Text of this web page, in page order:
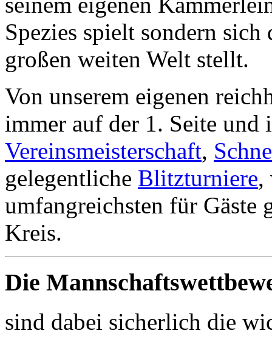
Spezies spielt sondern
großen weiten Welt stellt.
Von unserem eigenen
immer auf der 1. Seite und
Vereinsmeisterschaft,
gelegentliche Blitzturniere,
umfangreichsten für Gäste
Kreis.
Die
sind dabei sicherlich die